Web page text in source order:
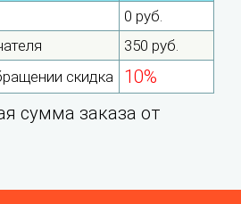
0 руб.
350 руб.
скидка
10%
сумма заказа от